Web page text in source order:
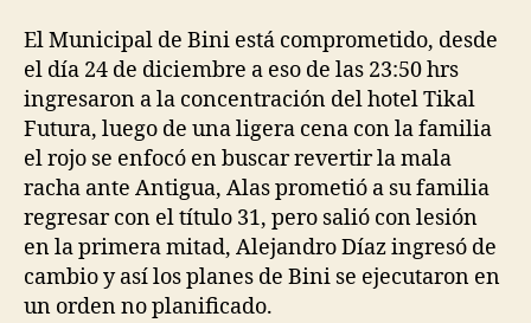
El Municipal de Bini está comprometido, desde
el día 24 de diciembre a eso de las 23:50 hrs
ingresaron a la concentración del hotel Tikal
Futura, luego de una ligera cena con la familia
el rojo se enfocó en buscar revertir la mala
racha ante Antigua, Alas prometió a su familia
regresar con el título 31, pero salió con lesión
en la primera mitad, Alejandro Díaz ingresó de
cambio y así los planes de Bini se ejecutaron en
un orden no planificado.